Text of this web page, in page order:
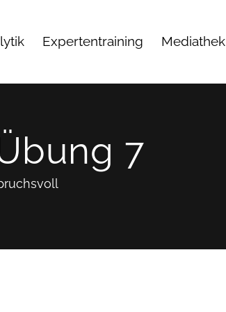
Expertentraining Mediathek
7